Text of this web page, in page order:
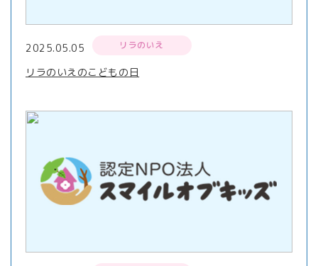
2025.05.05 リラのいえ
リラのいえのこどもの日